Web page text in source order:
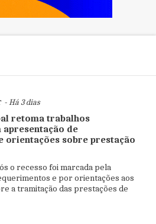
- Há 3 dias
retoma trabalhos
de
orientações sobre prestação
o recesso foi marcada pela
e por orientações aos
a tramitação das prestações de